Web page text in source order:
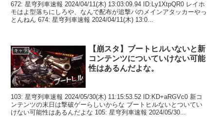
672: 星穹列車速報 2024/04/11(木) 13:03:09.94 ID:Ly1XtpQR0 レイホ
モはよ型落ちにしろや、なんで配布が追撃パのメインアタッカーやっ
とんねん 674: 星穹列車速報 2024/04/11(木) 13:0...
キャラ
【崩スタ】ブートヒルいないと新
コンテンツについていけない可能
性はあるんだよな。
103: 星穹列車速報 2024/05/30(木) 11:15:53.52 ID:KD+aRGVc0 新コ
ンテンツの末日は撃破ゲーらしいからな ブートヒルないとついてい
けない可能性はあるんだよな 105: 星穹列車速報 2024/05/30...